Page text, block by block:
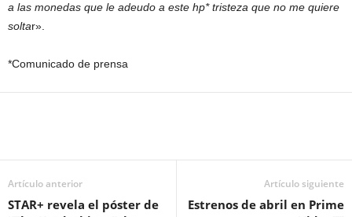
a las monedas que le adeudo a este hp* tristeza que no me quiere
soltar».
*Comunicado de prensa
Artículo anterior
STAR+ revela el póster de
Artículo siguiente
Estrenos de abril en Prime